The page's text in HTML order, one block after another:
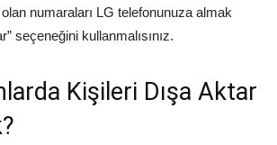
numaraları LG telefonunuza almak
seçeneğini kullanmalısınız.
Kişileri Dışa Aktar